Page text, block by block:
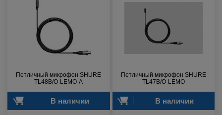
Петличный микрофон SHURE
TL48B/O-LEMO-A
В наличии
Петличный микрофон SHURE
TL47B/O-LEMO
В наличии